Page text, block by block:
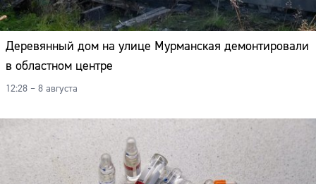
Деревянный дом на улице Мурманская демонтировали
в областном центре
12:28 – 8 августа